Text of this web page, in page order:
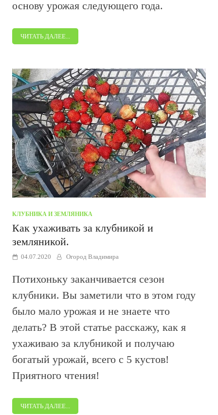
основу урожая следующего года.
ЧИТАТЬ ДАЛЕЕ...
КЛУБНИКА И ЗЕМЛЯНИКА
Как ухаживать за клубникой и
земляникой.
04.07.2020 Огород Владимира
Потихоньку заканчивается сезон
клубники. Вы заметили что в этом году
было мало урожая и не знаете что
делать? В этой статье расскажу, как я
ухаживаю за клубникой и получаю
богатый урожай, всего с 5 кустов!
Приятного чтения!
ЧИТАТЬ ДАЛЕЕ...